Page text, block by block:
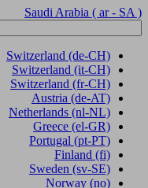
Saudi Arabia ( ar - SA )
Switzerland (de-CH)
Switzerland (it-CH)
Switzerland (fr-CH)
Austria (de-AT)
Netherlands (nl-NL)
Greece (el-GR)
Portugal (pt-PT)
Finland (fi)
Sweden (sv-SE)
Norway (no)